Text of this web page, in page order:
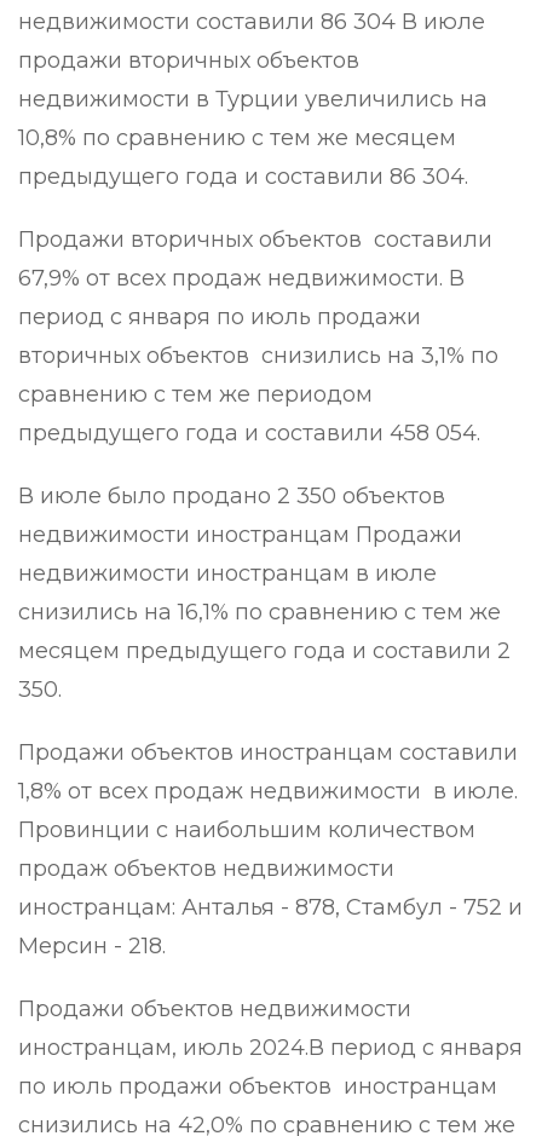
недвижимости составили 86 304 В июле
продажи вторичных объектов
недвижимости в Турции увеличились на
10,8% по сравнению с тем же месяцем
предыдущего года и составили 86 304.
Продажи вторичных объектов составили
67,9% от всех продаж недвижимости. В
период с января по июль продажи
вторичных объектов снизились на 3,1% по
сравнению с тем же периодом
предыдущего года и составили 458 054.
В июле было продано 2 350 объектов
недвижимости иностранцам Продажи
недвижимости иностранцам в июле
снизились на 16,1% по сравнению с тем же
месяцем предыдущего года и составили 2
350.
Продажи объектов иностранцам составили
1,8% от всех продаж недвижимости в июле.
Провинции с наибольшим количеством
продаж объектов недвижимости
иностранцам: Анталья - 878, Стамбул - 752 и
Мерсин - 218.
Продажи объектов недвижимости
иностранцам, июль 2024.В период с января
по июль продажи объектов иностранцам
снизились на 42,0% по сравнению с тем же